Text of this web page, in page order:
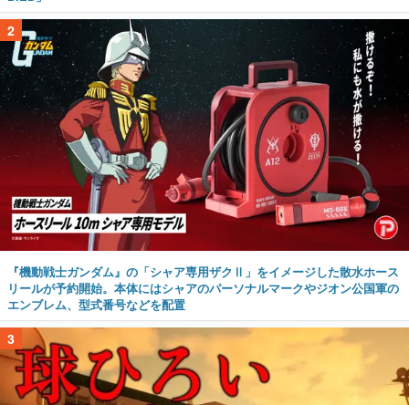
2
『機動戦士ガンダム』の「シャア専用ザクⅡ」をイメージした散水ホース
リールが予約開始。本体にはシャアのパーソナルマークやジオン公国軍の
エンブレム、型式番号などを配置
3